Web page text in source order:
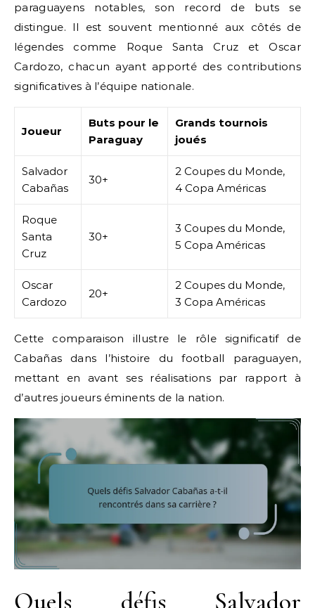
paraguayens notables, son record de buts se
distingue. Il est souvent mentionné aux côtés de
légendes comme Roque Santa Cruz et Oscar
Cardozo, chacun ayant apporté des contributions
significatives à l’équipe nationale.
Joueur
Buts pour le
Paraguay
Grands tournois
joués
Salvador
Cabañas
30+
2 Coupes du Monde,
4 Copa Américas
Roque
Santa
Cruz
30+
3 Coupes du Monde,
5 Copa Américas
Oscar
Cardozo
20+
2 Coupes du Monde,
3 Copa Américas
Cette comparaison illustre le rôle significatif de
Cabañas dans l’histoire du football paraguayen,
mettant en avant ses réalisations par rapport à
d’autres joueurs éminents de la nation.
Quels défis Salvador